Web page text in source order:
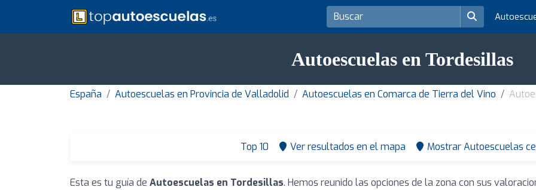
Autoescuelas en Tordesillas
España Autoescuelas en Provincia de Valladolid Autoescuelas en Comarca de Tierra del Vino
Top 10 Ver resultados en el mapa Mostrar Autoescuelas
Esta es tu guía de Autoescuelas en Tordesillas. Hemos reunido las opciones de la zona con sus